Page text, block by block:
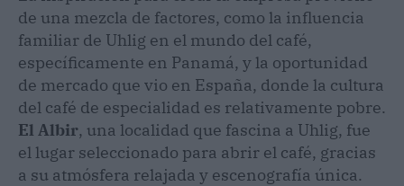
de una mezcla de factores, como la influencia
familiar de Uhlig en el mundo del café,
específicamente en Panamá, y la oportunidad
de mercado que vio en España, donde la cultura
del café de especialidad es relativamente pobre.
El Albir, una localidad que fascina a Uhlig, fue
el lugar seleccionado para abrir el café, gracias
a su atmósfera relajada y escenografía única.